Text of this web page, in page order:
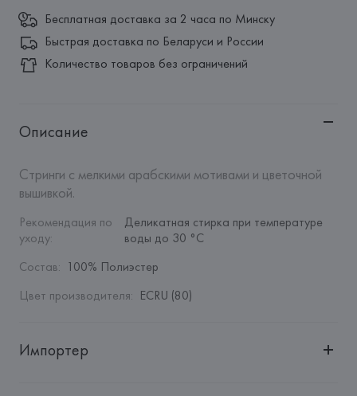
Бесплатная доставка за 2 часа по Минску
Быстрая доставка по Беларуси и России
Количество товаров без ограничений
Описание
Стринги с мелкими арабскими мотивами и цветочной
вышивкой.
Рекомендация по
уходу:
Деликатная стирка при температуре
воды до 30 °C
Состав: 100% Полиэстер
Цвет производителя: ECRU (80)
Импортер